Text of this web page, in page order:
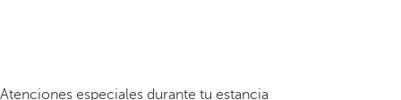
Atenciones especiales durante tu estancia